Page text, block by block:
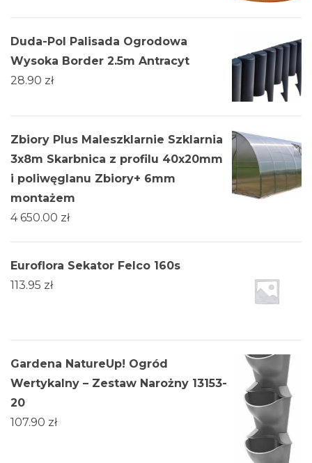
Duda-Pol Palisada Ogrodowa
Wysoka Border 2.5m Antracyt
28.90 zł
Zbiory Plus Maleszklarnie Szklarnia
3х8m Skarbnica z profilu 40x20mm
i poliwęglanu Zbiory+ 6mm
montażem
4 650.00 zł
Euroflora Sekator Felco 160s
113.95 zł
Gardena NatureUp! Ogród
Wertykalny – Zestaw Narożny 13153-
20
107.90 zł